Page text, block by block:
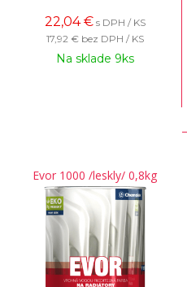
22,04 € s DPH / KS
17,92 € bez DPH / KS
Na sklade 9ks
Evor 1000 /leskly/ 0,8kg